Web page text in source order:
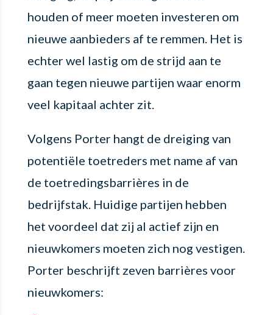
houden of meer moeten investeren om
nieuwe aanbieders af te remmen. Het is
echter wel lastig om de strijd aan te
gaan tegen nieuwe partijen waar enorm
veel kapitaal achter zit.
Volgens Porter hangt de dreiging van
potentiële toetreders met name af van
de toetredingsbarrières in de
bedrijfstak. Huidige partijen hebben
het voordeel dat zij al actief zijn en
nieuwkomers moeten zich nog vestigen.
Porter beschrijft zeven barrières voor
nieuwkomers: